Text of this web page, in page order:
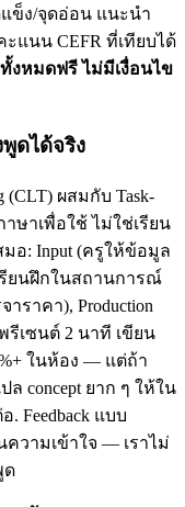
ข็ง/จุดอ่อน แนะนำ
แนน CEFR ที่เทียบได้
ทั้งหมดฟรี ไม่มีเงื่อนไข
ดได้จริง
(CLT) ผสมกับ Task-
าษาเพื่อใช้ ไม่ใช่เรียน
อ: Input (ครูให้ข้อมูล
รียนฝึกในสถานการณ์
ราคา), Production
รีเซนต์ 2 นาที เขียน
ในห้อง — แต่ถ้า
concept ยาก ๆ ให้ใน
Feedback แบบ
ความเข้าใจ — เราไม่
ด